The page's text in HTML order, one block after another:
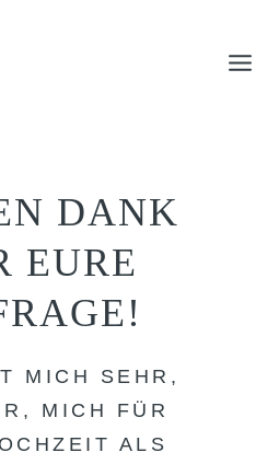
DANK
EURE
MICH SEHR,
MICH FÜR
ALS